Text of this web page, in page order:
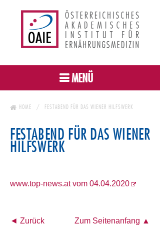
MENÜ
HOME FESTABEND FÜR DAS WIENER HILFSWERK
FESTABEND FÜR DAS WIENER
HILFSWERK
www.top-news.at vom 04.04.2020
◄ Zurück Zum Seitenanfang ▲